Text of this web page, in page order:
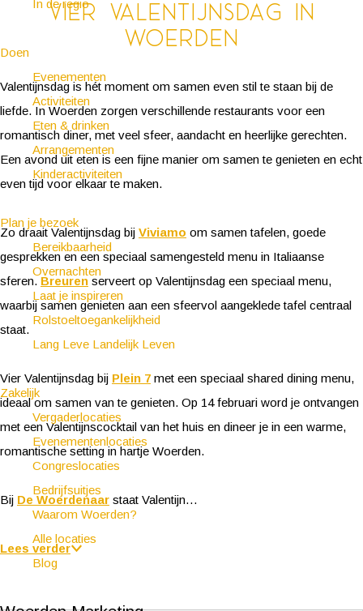
In de regio
Doen
Evenementen
Activiteiten
Eten & drinken
Arrangementen
Kinderactiviteiten
Plan je bezoek
Bereikbaarheid
Overnachten
Laat je inspireren
Rolstoeltoegankelijkheid
Lang Leve Landelijk Leven
Zakelijk
Vergaderlocaties
Evenementenlocaties
Congreslocaties
Bedrijfsuitjes
Waarom Woerden?
Alle locaties
Blog
Vier Valentijnsdag in
Woerden
Valentijnsdag is hét moment om samen even stil te staan bij de
liefde. In Woerden zorgen verschillende restaurants voor een
romantisch diner, met veel sfeer, aandacht en heerlijke gerechten.
Een avond uit eten is een fijne manier om samen te genieten en echt
even tijd voor elkaar te maken.
Zo draait Valentijnsdag bij Viviamo om samen tafelen, goede
gesprekken en een speciaal samengesteld menu in Italiaanse
sferen. Breuren serveert op Valentijnsdag een speciaal menu,
waarbij samen genieten aan een sfeervol aangeklede tafel centraal
staat.
Vier Valentijnsdag bij Plein 7 met een speciaal shared dining menu,
ideaal om samen van te genieten. Op 14 februari word je ontvangen
met een Valentijnscocktail van het huis en dineer je in een warme,
romantische setting in hartje Woerden.
Bij De Woerdenaar staat Valentijn…
Lees verder